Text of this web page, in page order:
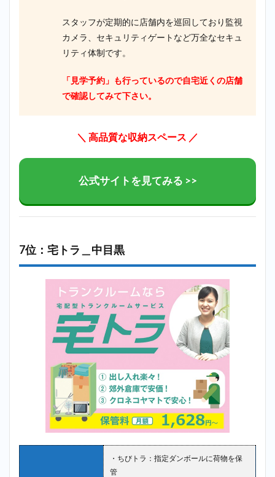
スタッフが定期的に店舗内を巡回しており監視
カメラ、セキュリティゲートなど万全なセキュ
リティ体制です。
「見学予約」も行っているので自宅近くの店舗
で確認してみて下さい。
＼ 高品質な収納スペース ／
公式サイトを見てみる >>
7位：宅トラ＿中目黒
・ちびトラ：指定ダンボールに荷物を保
管